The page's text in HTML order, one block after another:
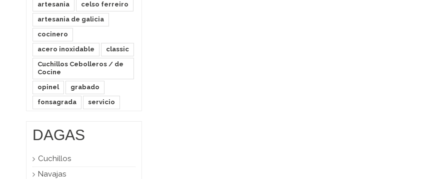
artesania
celso ferreiro
artesania de galicia
cocinero
acero inoxidable
classic
Cuchillos Cebolleros / de
Cocine
opinel
grabado
fonsagrada
servicio
DAGAS
Cuchillos
Navajas